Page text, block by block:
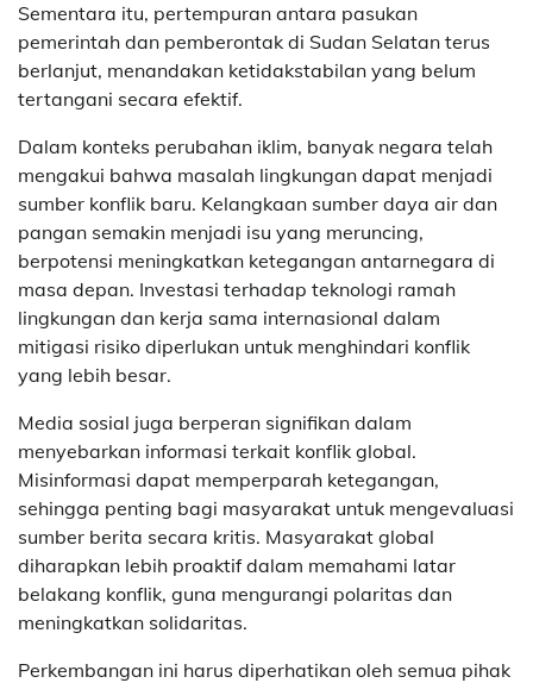
Sementara itu, pertempuran antara pasukan
pemerintah dan pemberontak di Sudan Selatan terus
berlanjut, menandakan ketidakstabilan yang belum
tertangani secara efektif.
Dalam konteks perubahan iklim, banyak negara telah
mengakui bahwa masalah lingkungan dapat menjadi
sumber konflik baru. Kelangkaan sumber daya air dan
pangan semakin menjadi isu yang meruncing,
berpotensi meningkatkan ketegangan antarnegara di
masa depan. Investasi terhadap teknologi ramah
lingkungan dan kerja sama internasional dalam
mitigasi risiko diperlukan untuk menghindari konflik
yang lebih besar.
Media sosial juga berperan signifikan dalam
menyebarkan informasi terkait konflik global.
Misinformasi dapat memperparah ketegangan,
sehingga penting bagi masyarakat untuk mengevaluasi
sumber berita secara kritis. Masyarakat global
diharapkan lebih proaktif dalam memahami latar
belakang konflik, guna mengurangi polaritas dan
meningkatkan solidaritas.
Perkembangan ini harus diperhatikan oleh semua pihak